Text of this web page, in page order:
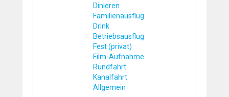
Dinieren
Familienausflug
Drink
Betriebsausflug
Fest (privat)
Film-Aufnahme
Rundfahrt
Kanalfahrt
Allgemein